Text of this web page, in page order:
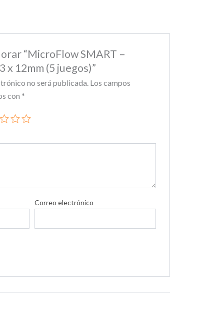
“MicroFlow SMART –
x 12mm (5 juegos)”
no será publicada. Los campos
con *
Correo electrónico